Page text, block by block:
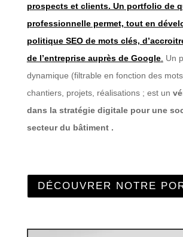
prospects et clients. Un portfolio de
professionnelle permet, tout en
politique SEO de mots clés,
de l’entreprise auprès de Google. Un
dynamique (filtrable en fonction des
chantiers, projets, réalisations ; est un
dans la stratégie digitale pour une
secteur du bâtiment .
DÉCOUVRER NOTRE